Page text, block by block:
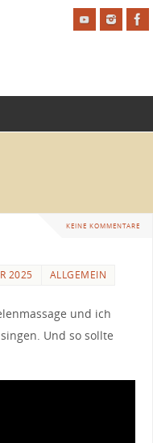
KEINE KOMMENTARE
2025 ALLGEMEIN
und ich
Und so sollte